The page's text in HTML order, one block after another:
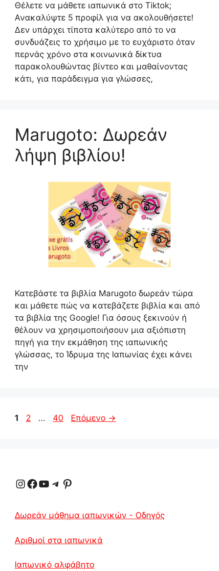
Θέλετε να μάθετε ιαπωνικά στο Tiktok;
Ανακαλύψτε 5 προφίλ για να ακολουθήσετε!
Δεν υπάρχει τίποτα καλύτερο από το να
συνδυάζεις το χρήσιμο με το ευχάριστο όταν
περνάς χρόνο στα κοινωνικά δίκτυα
παρακολουθώντας βίντεο και μαθαίνοντας
κάτι, για παράδειγμα για γλώσσες,
Marugoto: Δωρεάν
λήψη βιβλίου!
Κατεβάστε τα βιβλία Marugoto δωρεάν τώρα
και μάθετε πώς να κατεβάζετε βιβλία και από
τα βιβλία της Google! Για όσους ξεκινούν ή
θέλουν να χρησιμοποιήσουν μια αξιόπιστη
πηγή για την εκμάθηση της ιαπωνικής
γλώσσας, το Ίδρυμα της Ιαπωνίας έχει κάνει
την
Σελίδα
1 Σελίδα
2 ... Σελίδα
40 Επόμενο →
Instagram Facebook YouTube Τηλεγράφημα Pinterest
Δωρεάν μάθημα ιαπωνικών - Οδηγός
Αριθμοί στα ιαπωνικά
Ιαπωνικό αλφάβητο